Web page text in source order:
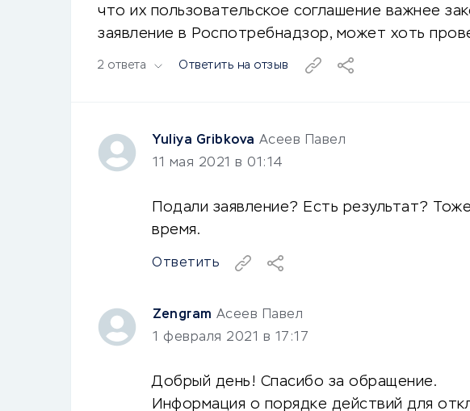
что их пользовательское соглашение важнее
заявление в Роспотребнадзор, может хоть
2 ответа Ответить на отзыв
Zengram Асеев Павел
1 февраля 2021 в 17:17
Добрый день! Спасибо за обращение.
Информация о порядке действий для
Yuliya Gribkova Асеев Павел
11 мая 2021 в 01:14
Подали заявление? Есть результат?
время.
Ответить